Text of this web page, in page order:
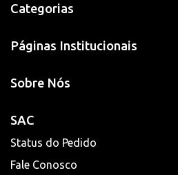
Categorias
Páginas Institucionais
Sobre Nós
SAC
Status do Pedido
Fale Conosco